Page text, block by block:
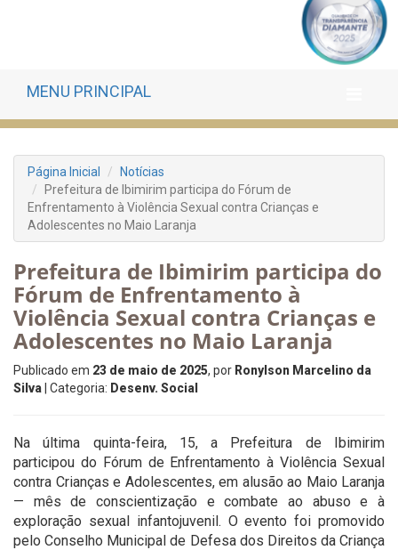
MENU PRINCIPAL
Página Inicial
Notícias
Prefeitura de Ibimirim participa do Fórum de
Enfrentamento à Violência Sexual contra Crianças e
Adolescentes no Maio Laranja
Prefeitura de Ibimirim participa do
Fórum de Enfrentamento à
Violência Sexual contra Crianças e
Adolescentes no Maio Laranja
Publicado em 23 de maio de 2025, por Ronylson Marcelino da
Silva | Categoria: Desenv. Social
Na última quinta-feira, 15, a Prefeitura de Ibimirim
participou do Fórum de Enfrentamento à Violência Sexual
contra Crianças e Adolescentes, em alusão ao Maio Laranja
— mês de conscientização e combate ao abuso e à
exploração sexual infantojuvenil. O evento foi promovido
pelo Conselho Municipal de Defesa dos Direitos da Criança